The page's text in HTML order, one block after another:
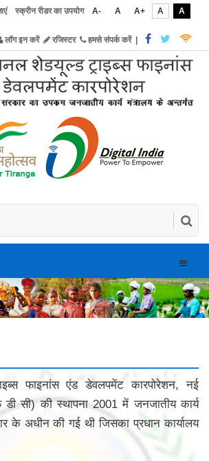
स्क्रीन रीडर का उपयोग A- A A+ A
A
लॉग इन करें
रजिस्टर हमसे संपर्क करें|
Toggle
फाइनांस एंड डेवलपमेंट कारपोरेशन, नई
डी सी) की स्थापना 2001 में जनजातीय कार्य
के अधीन की गई थी जिसका प्रधान कार्यालय